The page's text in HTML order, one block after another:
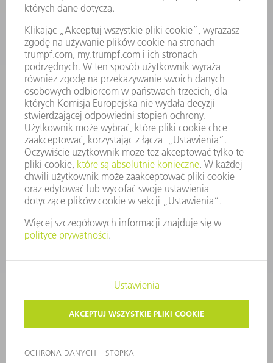
FIRMA
OFERTY STANOWISK
PROFIL FIRMY
ZARZĄD
SPRAWOZDANIE Z DZIAŁALNOŚCI
ZASADY BIZNESOWE
ZAPEWNIENIE ZGODNOŚCI DZIAŁALNOŚCI Z REGULACJAMI
SYSTEM ZGŁASZANIA NIEPRAWIDŁOWOŚCI
BEZPIECZEŃSTWO
INFORMACJE PRASOWE
MAGAZYNY
ZRÓWNOWAŻONY ROZWÓJ
ŚRODOWISKO I KLIMAT
SPOŁECZEŃSTWO
KIEROWANIE PRZEDSIĘBIORSTWEM
OCHRONA DANYCH
PRAWA AUTORSKIE I PRAWA DOTYCZĄCE ZNAKÓW TOWAROWYCH
USTAWIENIA PRYWATNOŚCI